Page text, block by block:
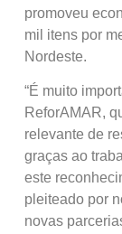
promoveu
mil itens por
Nordeste.
“É muito
ReforAMAR,
relevante de
graças ao
este
pleiteado por
novas